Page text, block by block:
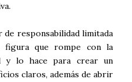
responsabilidad limitada
figura que rompe con la
y lo hace para crear un
claros, además de abrir